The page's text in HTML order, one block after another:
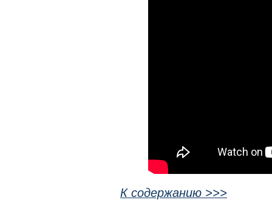
К содержанию >>>